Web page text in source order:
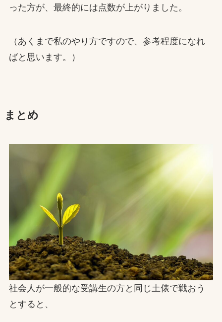
った方が、最終的には点数が上がりました。
（あくまで私のやり方ですので、参考程度になれ
ばと思います。）
まとめ
社会人が一般的な受講生の方と同じ土俵で戦おう
とすると、